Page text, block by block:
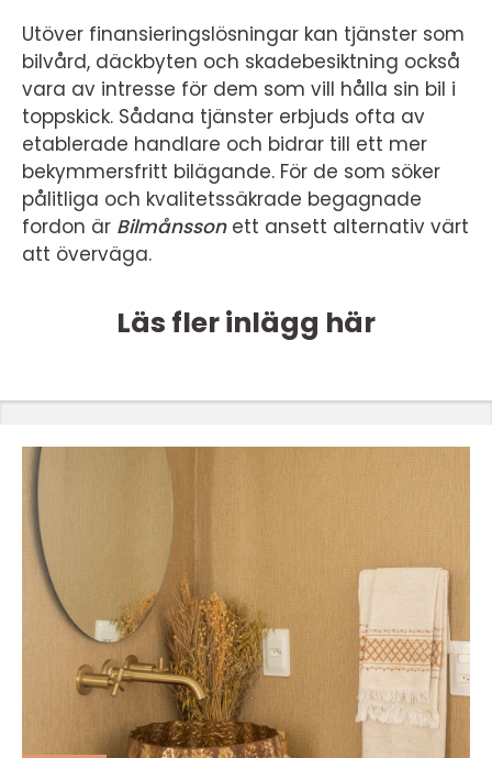
Utöver finansieringslösningar kan tjänster som
bilvård, däckbyten och skadebesiktning också
vara av intresse för dem som vill hålla sin bil i
toppskick. Sådana tjänster erbjuds ofta av
etablerade handlare och bidrar till ett mer
bekymmersfritt bilägande. För de som söker
pålitliga och kvalitetssäkrade begagnade
fordon är Bilmånsson ett ansett alternativ värt
att överväga.
Läs fler inlägg här